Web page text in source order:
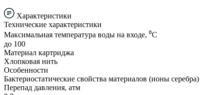
Характеристики
Технические характеристики
Максимальная температура воды на входе, ⁰С
до 100
Материал картриджа
Хлопковая нить
Особенности
Бактериостатические свойства материалов (ионы серебра)
Перепад давления, атм